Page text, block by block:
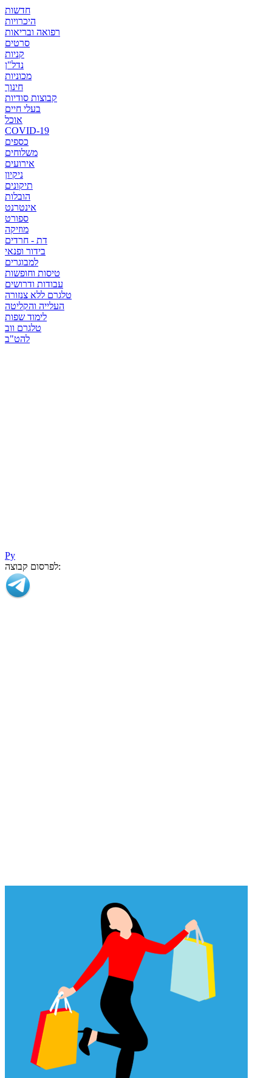
חדשות
היכרויות
רפואה ובריאות
סרטים
קניות
נדל"ן
מכוניות
חינוך
קבוצות סודיות
בעלי חיים
אוכל
COVID-19
כספים
משלוחים
אירועים
ניקיון
תיקונים
הובלות
אינטרנט
ספורט
מוזיקה
דת - חרדים
בידור ופנאי
למבוגרים
טיסות וחופשות
עבודות ודרושים
טלגרם ללא צנזורה
העלייה והקליטה
לימוד שפות
טלגרם ווב
להט"ב
Ру
לפרסום קבוצה: